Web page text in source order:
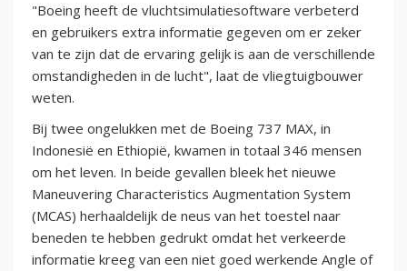
"Boeing heeft de vluchtsimulatiesoftware verbeterd
en gebruikers extra informatie gegeven om er zeker
van te zijn dat de ervaring gelijk is aan de verschillende
omstandigheden in de lucht", laat de vliegtuigbouwer
weten.
Bij twee ongelukken met de Boeing 737 MAX, in
Indonesië en Ethiopië, kwamen in totaal 346 mensen
om het leven. In beide gevallen bleek het nieuwe
Maneuvering Characteristics Augmentation System
(MCAS) herhaaldelijk de neus van het toestel naar
beneden te hebben gedrukt omdat het verkeerde
informatie kreeg van een niet goed werkende Angle of